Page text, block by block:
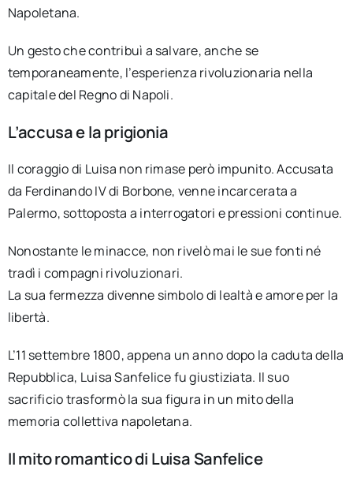
Napoletana.
Un gesto che contribuì a salvare, anche se
temporaneamente, l’esperienza rivoluzionaria nella
capitale del Regno di Napoli.
L’accusa e la prigionia
Il coraggio di Luisa non rimase però impunito. Accusata
da Ferdinando IV di Borbone, venne incarcerata a
Palermo, sottoposta a interrogatori e pressioni continue.
Nonostante le minacce, non rivelò mai le sue fonti né
tradì i compagni rivoluzionari.
La sua fermezza divenne simbolo di lealtà e amore per la
libertà.
L’11 settembre 1800, appena un anno dopo la caduta della
Repubblica, Luisa Sanfelice fu giustiziata. Il suo
sacrificio trasformò la sua figura in un mito della
memoria collettiva napoletana.
Il mito romantico di Luisa Sanfelice